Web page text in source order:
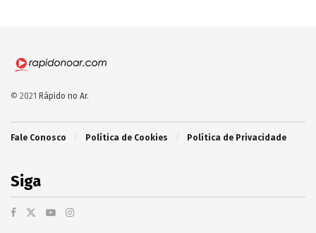
© 2021 Rápido no Ar.
Fale Conosco Política de Cookies Política de Privacidade
Siga